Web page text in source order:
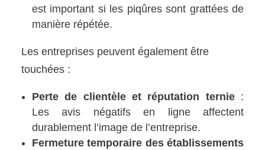
est important si les piqûres sont grattées de
manière répétée.
Les entreprises peuvent également être
touchées :
Perte de clientèle et réputation ternie:
Les avis négatifs en ligne affectent
durablement l’image de l’entreprise.
Fermeture temporaire des établissements